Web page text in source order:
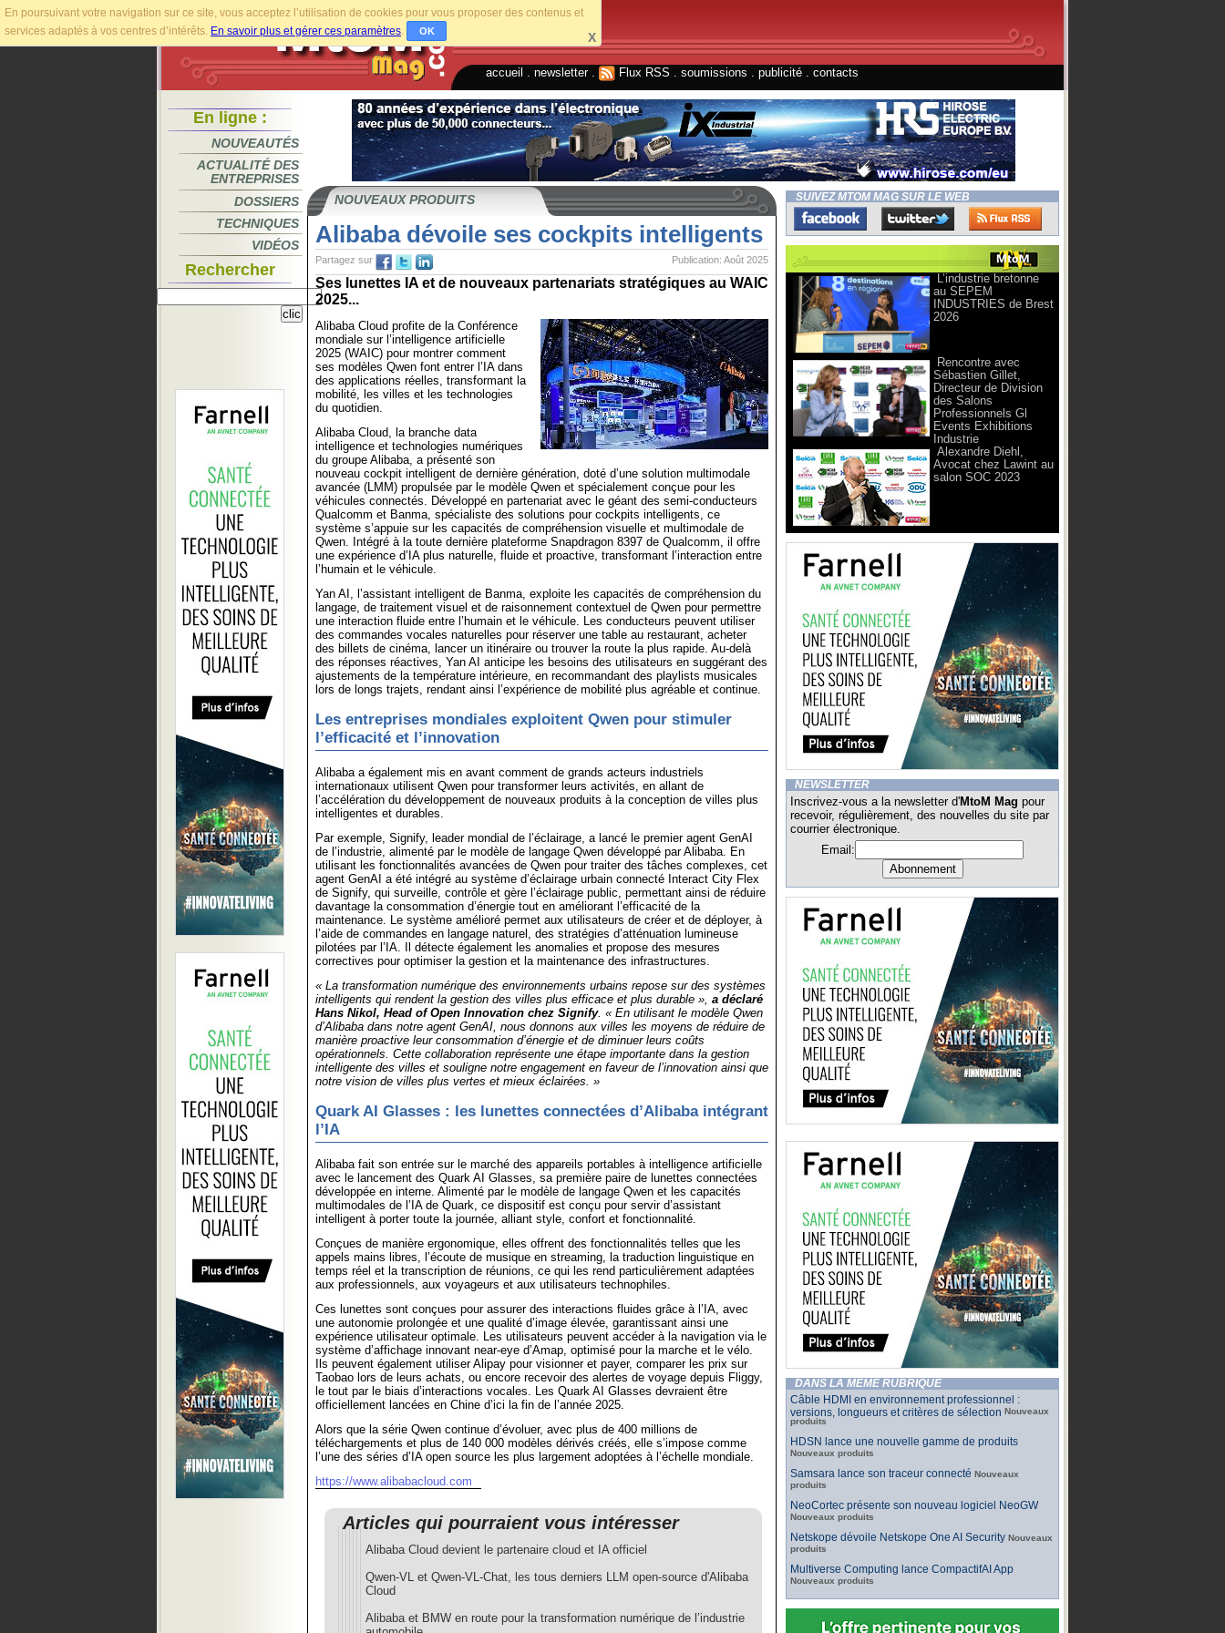
En poursuivant votre navigation sur ce site, vous acceptez l’utilisation de cookies pour vous proposer des contenus et
services adaptés à vos centres d’intérêts. En savoir plus et gérer ces paramètres. OK X
accueil newsletter. Flux RSS soumissions publicité contacts
En ligne :
NOUVEAUTÉS
ACTUALITÉ DES
ENTREPRISES
DOSSIERS
TECHNIQUES
VIDÉOS
Rechercher
NOUVEAUX PRODUITS
Alibaba dévoile ses cockpits intelligents
Publication: Août 2025
Partagez sur
Ses lunettes IA et de nouveaux partenariats stratégiques au WAIC
2025...
Alibaba Cloud profite de la Conférence
mondiale sur l’intelligence artificielle
2025 (WAIC) pour montrer comment
ses modèles Qwen font entrer l’IA dans
des applications réelles, transformant la
mobilité, les villes et les technologies
du quotidien.
Alibaba Cloud, la branche data
intelligence et technologies numériques
du groupe Alibaba, a présenté son
nouveau cockpit intelligent de dernière génération, doté d’une solution multimodale
avancée (LMM) propulsée par le modèle Qwen et spécialement conçue pour les
véhicules connectés. Développé en partenariat avec le géant des semi-conducteurs
Qualcomm et Banma, spécialiste des solutions pour cockpits intelligents, ce
système s’appuie sur les capacités de compréhension visuelle et multimodale de
Qwen. Intégré à la toute dernière plateforme Snapdragon 8397 de Qualcomm, il offre
une expérience d’IA plus naturelle, fluide et proactive, transformant l’interaction entre
l’humain et le véhicule.
Yan AI, l’assistant intelligent de Banma, exploite les capacités de compréhension du
langage, de traitement visuel et de raisonnement contextuel de Qwen pour permettre
une interaction fluide entre l’humain et le véhicule. Les conducteurs peuvent utiliser
des commandes vocales naturelles pour réserver une table au restaurant, acheter
des billets de cinéma, lancer un itinéraire ou trouver la route la plus rapide. Au-delà
des réponses réactives, Yan AI anticipe les besoins des utilisateurs en suggérant des
ajustements de la température intérieure, en recommandant des playlists musicales
lors de longs trajets, rendant ainsi l’expérience de mobilité plus agréable et continue.
Les entreprises mondiales exploitent Qwen pour stimuler
l’efficacité et l’innovation
Alibaba a également mis en avant comment de grands acteurs industriels
internationaux utilisent Qwen pour transformer leurs activités, en allant de
l’accélération du développement de nouveaux produits à la conception de villes plus
intelligentes et durables.
Par exemple, Signify, leader mondial de l’éclairage, a lancé le premier agent GenAI
de l’industrie, alimenté par le modèle de langage Qwen développé par Alibaba. En
utilisant les fonctionnalités avancées de Qwen pour traiter des tâches complexes, cet
agent GenAI a été intégré au système d’éclairage urbain connecté Interact City Flex
de Signify, qui surveille, contrôle et gère l’éclairage public, permettant ainsi de réduire
davantage la consommation d’énergie tout en améliorant l’efficacité de la
maintenance. Le système amélioré permet aux utilisateurs de créer et de déployer, à
l’aide de commandes en langage naturel, des stratégies d’atténuation lumineuse
pilotées par l’IA. Il détecte également les anomalies et propose des mesures
correctives pour optimiser la gestion et la maintenance des infrastructures.
« La transformation numérique des environnements urbains repose sur des systèmes
intelligents qui rendent la gestion des villes plus efficace et plus durable », a déclaré
Hans Nikol, Head of Open Innovation chez Signify. « En utilisant le modèle Qwen
d’Alibaba dans notre agent GenAI, nous donnons aux villes les moyens de réduire de
manière proactive leur consommation d’énergie et de diminuer leurs coûts
opérationnels. Cette collaboration représente une étape importante dans la gestion
intelligente des villes et souligne notre engagement en faveur de l’innovation ainsi que
notre vision de villes plus vertes et mieux éclairées. »
Quark AI Glasses : les lunettes connectées d’Alibaba intégrant
l’IA
Alibaba fait son entrée sur le marché des appareils portables à intelligence artificielle
avec le lancement des Quark AI Glasses, sa première paire de lunettes connectées
développée en interne. Alimenté par le modèle de langage Qwen et les capacités
multimodales de l’IA de Quark, ce dispositif est conçu pour servir d’assistant
intelligent à porter toute la journée, alliant style, confort et fonctionnalité.
Conçues de manière ergonomique, elles offrent des fonctionnalités telles que les
appels mains libres, l’écoute de musique en streaming, la traduction linguistique en
temps réel et la transcription de réunions, ce qui les rend particulièrement adaptées
aux professionnels, aux voyageurs et aux utilisateurs technophiles.
Ces lunettes sont conçues pour assurer des interactions fluides grâce à l’IA, avec
une autonomie prolongée et une qualité d’image élevée, garantissant ainsi une
expérience utilisateur optimale. Les utilisateurs peuvent accéder à la navigation via le
système d’affichage innovant near-eye d’Amap, optimisé pour la marche et le vélo.
Ils peuvent également utiliser Alipay pour visionner et payer, comparer les prix sur
Taobao lors de leurs achats, ou encore recevoir des alertes de voyage depuis Fliggy,
le tout par le biais d’interactions vocales. Les Quark AI Glasses devraient être
officiellement lancées en Chine d’ici la fin de l’année 2025.
Alors que la série Qwen continue d’évoluer, avec plus de 400 millions de
téléchargements et plus de 140 000 modèles dérivés créés, elle s’impose comme
l’une des séries d’IA open source les plus largement adoptées à l’échelle mondiale.
https://www.alibabacloud.com
Articles qui pourraient vous intéresser
Alibaba Cloud devient le partenaire cloud et IA officiel
Qwen-VL et Qwen-VL-Chat, les tous derniers LLM open-source d'Alibaba
Cloud
Alibaba et BMW en route pour la transformation numérique de l’industrie
SUIVEZ MTOM MAG SUR LE WEB
L’industrie bretonne
au SEPEM
INDUSTRIES de Brest
2026
Rencontre avec
Sébastien Gillet,
Directeur de Division
des Salons
Professionnels Gl
Events Exhibitions
Industrie
Alexandre Diehl,
Avocat chez Lawint au
salon SOC 2023
NEWSLETTER
Inscrivez-vous a la newsletter d'MtoM Mag pour
recevoir, régulièrement, des nouvelles du site par
courrier électronique.
Email:
DANS LA MÊME RUBRIQUE
Câble HDMI en environnement professionnel :
versions, longueurs et critères de sélection Nouveaux
produits
HDSN lance une nouvelle gamme de produits
Nouveaux produits
Samsara lance son traceur connecté Nouveaux
produits
NeoCortec présente son nouveau logiciel NeoGW
Nouveaux produits
Netskope dévoile Netskope One AI Security Nouveaux
produits
Multiverse Computing lance CompactifAI App
Nouveaux produits